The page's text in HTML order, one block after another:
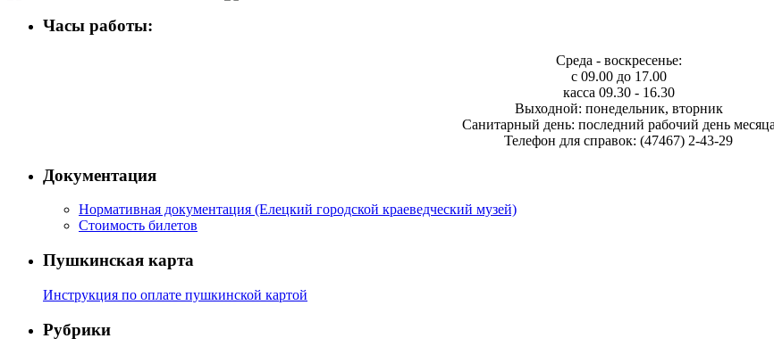
Часы работы:
Среда - воскресенье:
с 09.00 до 17.00
касса 09.30 - 16.30
Выходной: понедельник, вторник
Санитарный день: последний рабочий день месяца
Телефон для справок: (47467) 2-43-29
Документация
Нормативная документация (Елецкий городской краеведческий музей)
Стоимость билетов
Пушкинская карта
Инструкция по оплате пушкинской картой
Рубрики